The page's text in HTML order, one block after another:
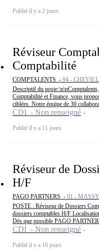
Publié il y a 2 jours
Réviseur
Comptabilité
COMPTALENTS - 94 -
Descriptif du
Comptabilité et Finance, vous
ciblées. Notre équipe de 30
CDI - Non renseigné
Publié il y a 11 jours
Réviseur de
H/F
PAGO PARTNERS - 91 - MASSY
POSTE : Réviseur de Dossiers
dossiers comptables H/F
Dès que possible PAGO
CDI - Non renseigné
Publié il y a 16 jours